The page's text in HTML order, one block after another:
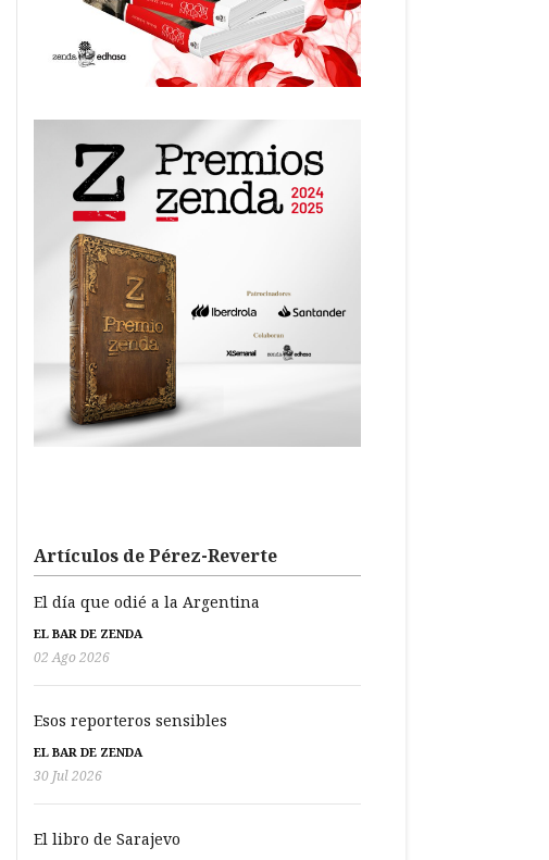
Artículos de Pérez-Reverte
El día que odié a la Argentina
EL BAR DE ZENDA
02 Ago 2026
Esos reporteros sensibles
EL BAR DE ZENDA
30 Jul 2026
El libro de Sarajevo